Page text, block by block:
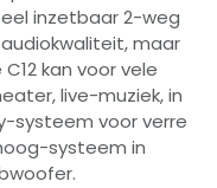
inzetbaar 2-weg
maar
kan voor vele
live-muziek, in
systeem voor verre
systeem in